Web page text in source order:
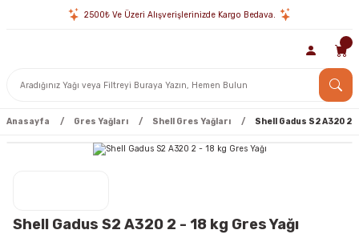
2500₺ Ve Üzeri Alışverişlerinizde Kargo Bedava.
Anasayfa Gres Yağları Shell Gres Yağları Shell Gadus S2 A320 2 -
Shell Gadus S2 A320 2 - 18 kg Gres Yağı